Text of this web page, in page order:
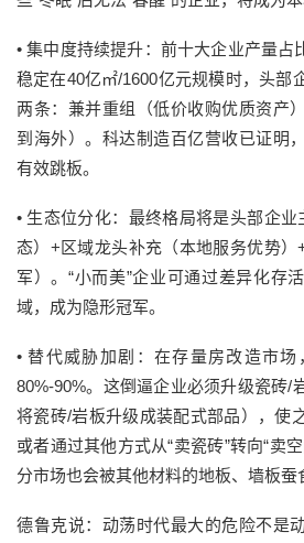
•集中度持续提升： 前十大企业产量占
稳定在40亿㎡/1600亿元规模时，头部
两条：兼并重组（低价收购优质资产
到海外）。科达制造百亿营收已证明
有效跳板。
• 生态位分化： 最终格局将是头部企
态）+区域龙头补充（本地服务优势
军）。“小而美”企业可通过差异化存
域，成为隐形冠军。
• 替代威胁加剧： 在存量房改造市场
80%-90%。这倒逼企业必须升级瓷砖/
将瓷砖/岩板升级成装配式部品），使
或者通过其他方式从“卖瓷砖”转向“卖
分市场也会被其他材料的地板、墙板蚕
德鲁克说：动荡时代最大的危险不是